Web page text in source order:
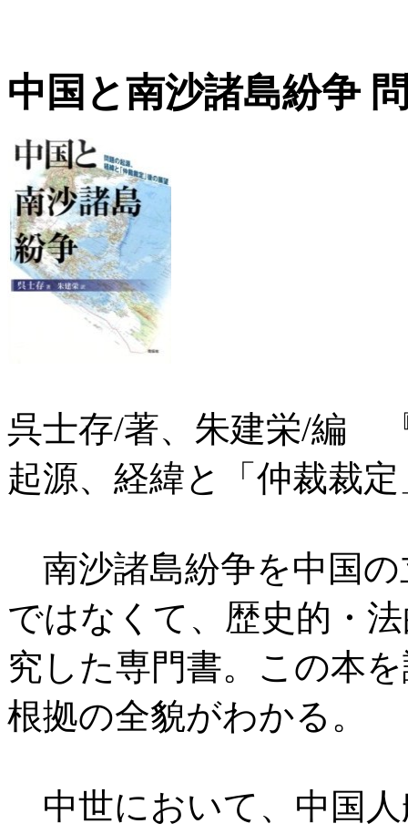
中国と南沙諸島紛争
呉士存/著、朱建栄/編
起源、経緯と「仲裁裁
南沙諸島紛争を中国の
ではなくて、歴史的・
究した専門書。この本
根拠の全貌がわかる。
中世において、中国